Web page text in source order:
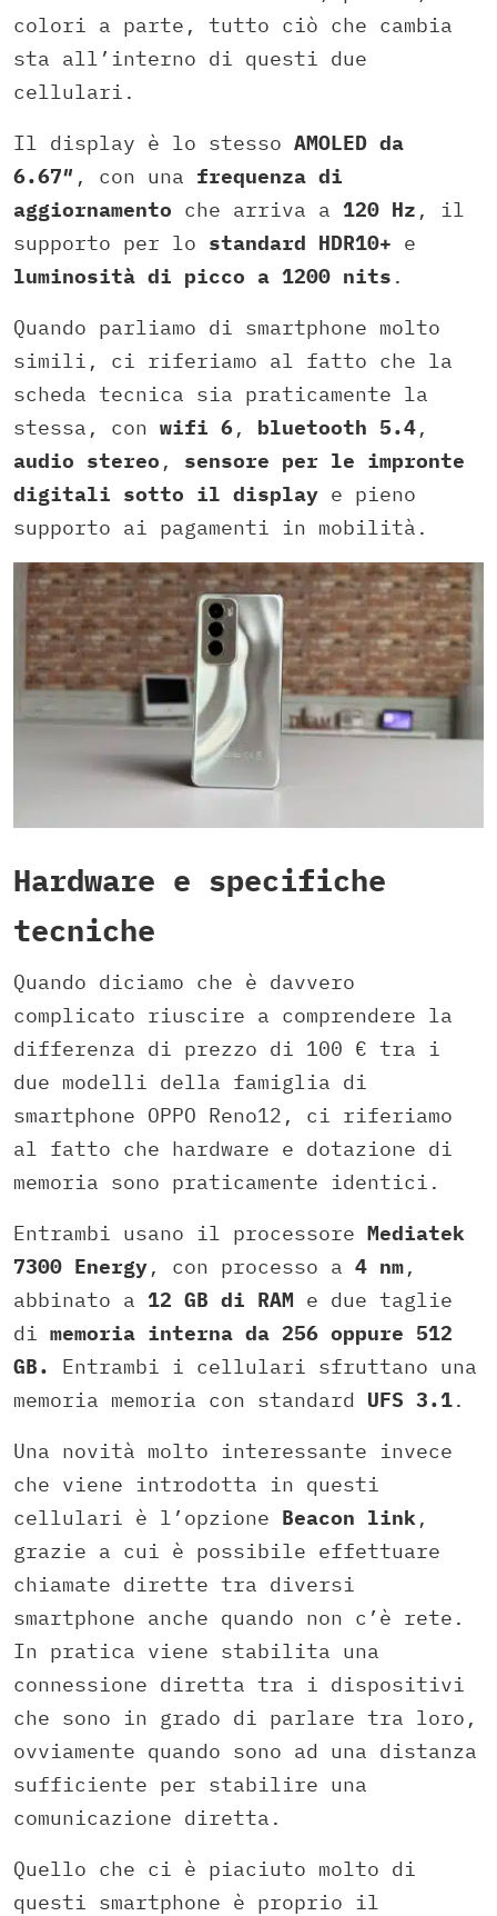
colori a parte, tutto ciò che cambia
sta all’interno di questi due
cellulari.
Il display è lo stesso AMOLED da
6.67″ , con una frequenza di
aggiornamento che arriva a 120 Hz , il
supporto per lo standard HDR10+ e
luminosità di picco a 1200 nits .
Quando parliamo di smartphone molto
simili, ci riferiamo al fatto che la
scheda tecnica sia praticamente la
stessa, con wifi 6, bluetooth 5.4,
audio stereo , sensore per le impronte
digitali sotto il display e pieno
supporto ai pagamenti in mobilità.
Hardware e specifiche
tecniche
Quando diciamo che è davvero
complicato riuscire a comprendere la
differenza di prezzo di 100 € tra i
due modelli della famiglia di
smartphone OPPO Reno12, ci riferiamo
al fatto che hardware e dotazione di
memoria sono praticamente identici.
Entrambi usano il processore Mediatek
7300 Energy, con processo a 4 nm,
abbinato a 12 GB di RAM e due taglie
di memoria interna da 256 oppure 512
GB.
Entrambi i cellulari sfruttano una
memoria memoria con standard UFS 3.1.
Una novità molto interessante invece
che viene introdotta in questi
cellulari è l’opzione Beacon link,
grazie a cui è possibile effettuare
chiamate dirette tra diversi
smartphone anche quando non c’è rete.
In pratica viene stabilita una
connessione diretta tra i dispositivi
che sono in grado di parlare tra loro,
ovviamente quando sono ad una distanza
sufficiente per stabilire una
comunicazione diretta.
Quello che ci è piaciuto molto di
questi smartphone è proprio il